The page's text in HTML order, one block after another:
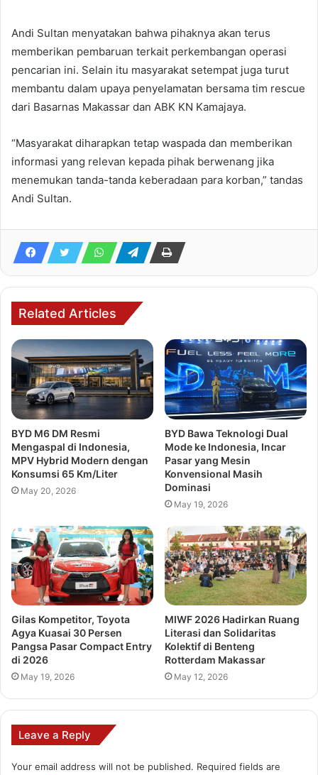
Andi Sultan menyatakan bahwa pihaknya akan terus
memberikan pembaruan terkait perkembangan operasi
pencarian ini. Selain itu masyarakat setempat juga turut
membantu dalam upaya penyelamatan bersama tim rescue
dari Basarnas Makassar dan ABK KN Kamajaya.
“Masyarakat diharapkan tetap waspada dan memberikan
informasi yang relevan kepada pihak berwenang jika
menemukan tanda-tanda keberadaan para korban,” tandas
Andi Sultan.
Related Articles
BYD M6 DM Resmi
Mengaspal di Indonesia,
MPV Hybrid Modern dengan
Konsumsi 65 Km/Liter
May 20, 2026
BYD Bawa Teknologi Dual
Mode ke Indonesia, Incar
Pasar yang Mesin
Konvensional Masih
Dominasi
May 19, 2026
Gilas Kompetitor, Toyota
Agya Kuasai 30 Persen
Pangsa Pasar Compact Entry
di 2026
May 19, 2026
MIWF 2026 Hadirkan Ruang
Literasi dan Solidaritas
Kolektif di Benteng
Rotterdam Makassar
May 12, 2026
Leave a Reply
Your email address will not be published. Required fields are